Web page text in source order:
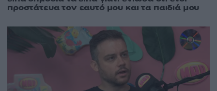
προστάτευα τον εαυτό μου και τα παιδιά μου